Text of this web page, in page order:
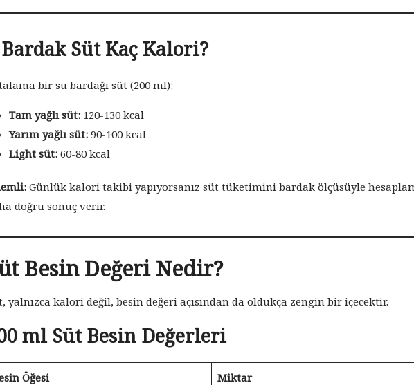
Süt Kaç Kalori?
bir su bardağı süt (200 ml):
Tam yağlı süt:120-130 kcal
Yarım yağlı süt:90-100 kcal
Light süt:60-80 kcal
Günlük kalori takibi yapıyorsanız süt tüketimini bardak ölçüsüyle
doğru sonuç verir.
Besin Değeri Nedir?
yalnızca kalori değil, besin değeri açısından da oldukça zengin bir içecektir.
ml Süt Besin Değerleri
Öğesi Miktar